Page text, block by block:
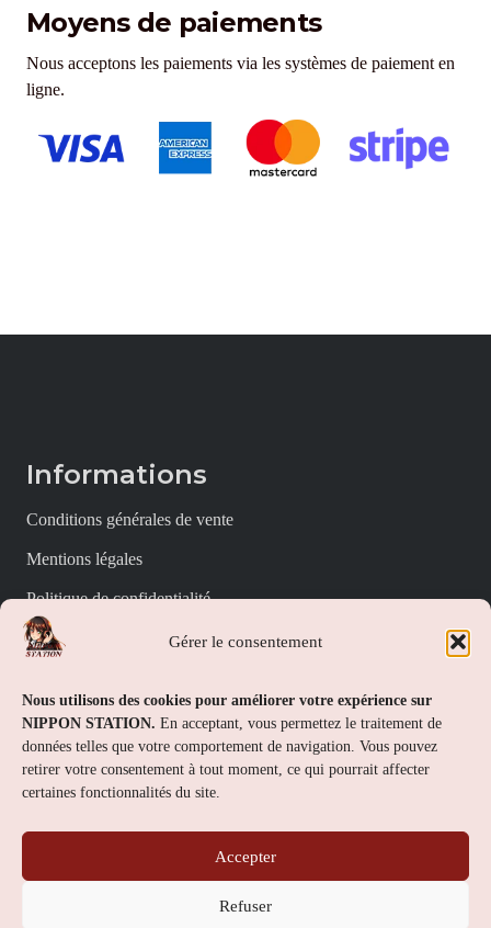
Gérer le consentement
Nous utilisons des cookies pour améliorer votre expérience sur
NIPPON STATION. En acceptant, vous permettez le traitement de
données telles que votre comportement de navigation. Vous pouvez
retirer votre consentement à tout moment, ce qui pourrait affecter
certaines fonctionnalités du site.
Accepter
Refuser
Moyens de paiements
Nous acceptons les paiements via les systèmes de paiement en
ligne.
Informations
Conditions générales de vente
Mentions légales
Politique de confidentialité
Politique de cookies (UE)
Nippon Station
À propos
FAQs
Contact